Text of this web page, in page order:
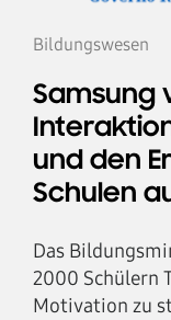
Bildungswesen
Samsung
und den
Schulen
Das
2000 Schülern
Motivation zu